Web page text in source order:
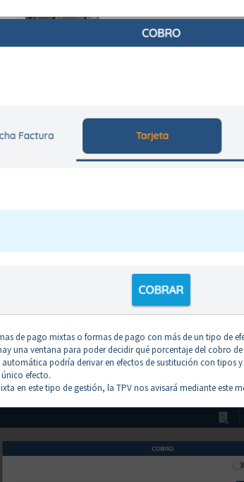
de pago mixtas o formas de pago con más de un tipo de
una ventana para poder decidir qué porcentaje del cobro
podría derivar en efectos de sustitución con tipos
efecto.
en este tipo de gestión, la TPV nos avisará mediante este